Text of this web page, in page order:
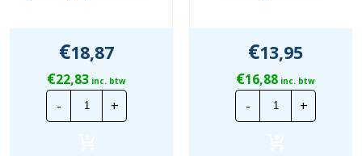
€18,87
€22,83 inc. btw
-
Lapp
Montagedraad
|
+
€13,95
€16,88 inc. btw
-
Lapp
|
+